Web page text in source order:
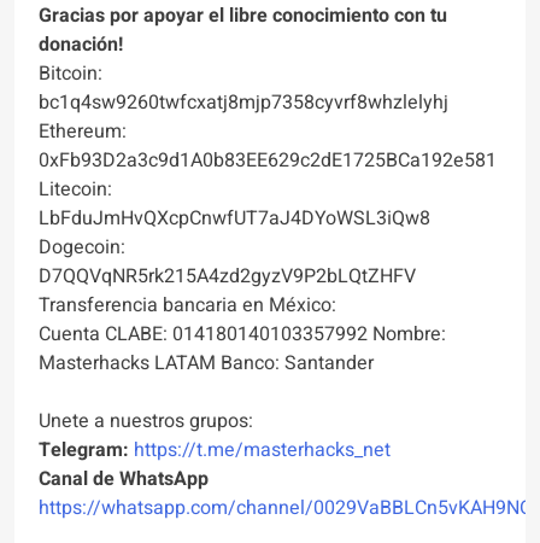
Gracias por apoyar el libre conocimiento con tu
donación!
Bitcoin:
bc1q4sw9260twfcxatj8mjp7358cyvrf8whzlelyhj
Ethereum:
0xFb93D2a3c9d1A0b83EE629c2dE1725BCa192e581
Litecoin:
LbFduJmHvQXcpCnwfUT7aJ4DYoWSL3iQw8
Dogecoin:
D7QQVqNR5rk215A4zd2gyzV9P2bLQtZHFV
Transferencia bancaria en México:
Cuenta CLABE: 014180140103357992 Nombre:
Masterhacks LATAM Banco: Santander
Unete a nuestros grupos:
Telegram: https://t.me/masterhacks_net
Canal de WhatsApp
https://whatsapp.com/channel/